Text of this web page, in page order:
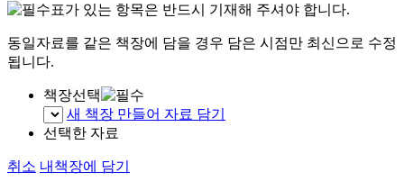
표가 있는 항목은 반드시 기재해 주셔야 합니다.
동일자료를 같은 책장에 담을 경우 담은 시점만 최신으로 수정
됩니다.
책장선택
새 책장 만들어 자료 담기
선택한 자료
취소 내책장에 담기